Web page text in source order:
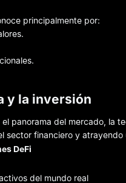
principalmente por:
y la inversión
panorama del mercado, la
sector financiero y
DeFi
del mundo real